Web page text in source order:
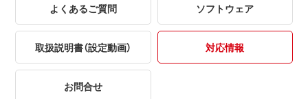
よくあるご質問 ソフトウェア
取扱説明書（設定動画） 対応情報
お問合せ